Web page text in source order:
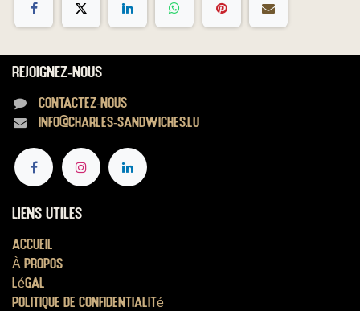
Rejoignez-nous
Contactez-nous
info@charles-sandwiches.lu
Liens utiles
Accueil
À propos
Légal
Politique de confidentialité